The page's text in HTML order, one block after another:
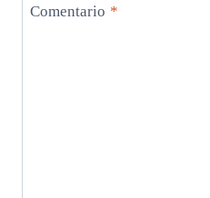
Comentario *